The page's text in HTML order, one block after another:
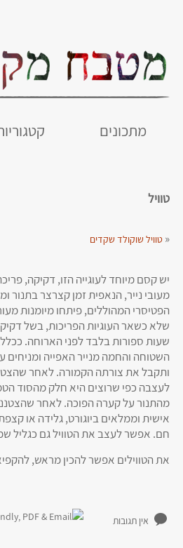
מתכונים
טוויל
« טוויל שוקולד שקדים
מעובי נייר, הנאפית זמן קצרצר
הפטיסרי המהוללים, פיתחו מיומנות
שלא כשאר העוגיות הפריכות, בשל
שעות ספורות בלבד לפני הארוחה.
השטוחה והחמה מנייר האפייה ומניחים
ותקבל את צורתה הקמורה. לאחר
לעצבה כפי שרוצים היא חלק מהסוד
מהתנור על קערה הפוכה. לאחר
אישית וממלאים ביוגורט, גלידה או
חם. אפשר לעצב את הטוויל גם כגליל
את הטווילים אפשר להכין מראש,
אין תגובות